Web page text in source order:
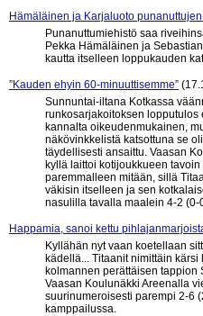
Hämäläinen ja Karjaluoto
Punanuttumiehistö saa
Pekka Hämäläinen ja
kautta itselleen loppukauden
”Kauden ehyin 60-minuuttisemme”
Sunnuntai-iltana Kotkassa
runkosarjakoitoksen
kannalta oikeudenmukainen,
näkövinkkelistä katsottuna se
täydellisesti ansaittu. Vaasan
kyllä laittoi kotijoukkueen
paremmalleen mitään, sillä
väkisin itselleen ja sen
nasulilla tavalla maalein 4-2 (0-
Happamia, sanoi kettu
Kyllähän nyt vaan koetellaan
kädellä... Titaanit nimittäin
kolmannen perättäisen tappion
Vaasan Koulunäkki Areenalla
suurinumeroisesti parempi 2-6
kamppailussa.